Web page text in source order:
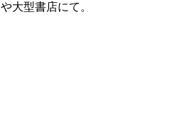
や大型書店にて。